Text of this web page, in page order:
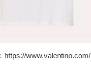
https://www.valentino.com/